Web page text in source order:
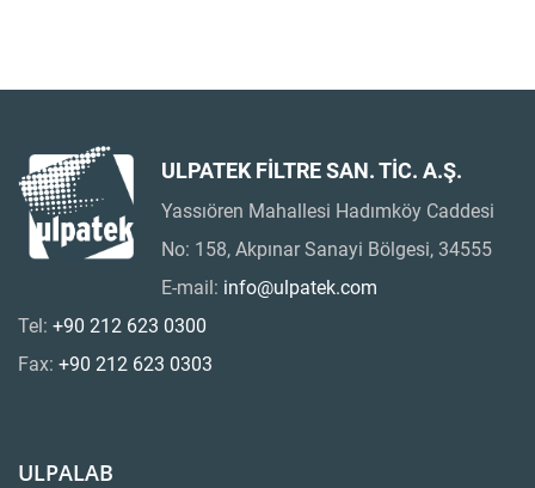
ULPATEK FİLTRE SAN. TİC. A.Ş.
Yassıören Mahallesi Hadımköy Caddesi
No: 158, Akpınar Sanayi Bölgesi, 34555
E-mail: info@ulpatek.com
Tel: +90 212 623 0300
Fax: +90 212 623 0303
ULPALAB